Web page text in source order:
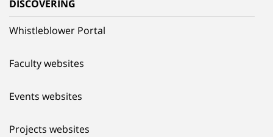
DISCOVERING
Whistleblower Portal
Faculty websites
Events websites
Projects websites